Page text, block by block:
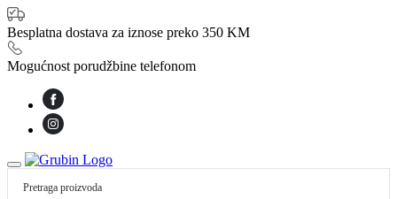
Besplatna dostava za iznose preko 350 KM
Mogućnost porudžbine telefonom